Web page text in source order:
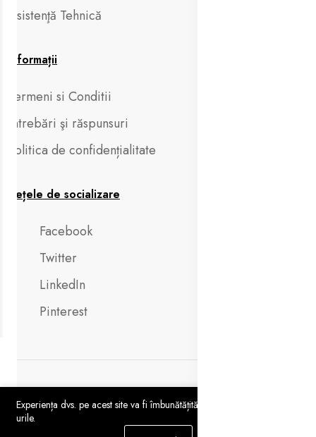
Asistenţă Tehnică
Informații
Termeni si Conditii
Întrebări şi răspunsuri
Politica de confidențialitate
Rețele de socializare
Facebook
Twitter
LinkedIn
Pinterest
Copyright 2024 © Aluxuria.com All rights reserved.
Experiența dvs. pe acest site va fi îmbunătățită dacă permiteți cookie-
urile.